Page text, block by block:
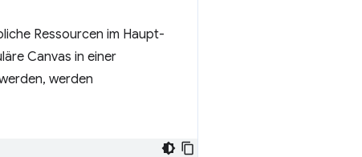
Ressourcen im Haupt-
Canvas in einer
werden